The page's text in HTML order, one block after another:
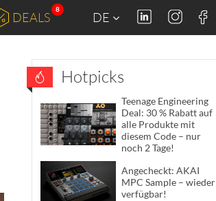
DEALS
8
DE
Hotpicks
Teenage Engineering
Deal: 30 % Rabatt auf
alle Produkte mit
diesem Code – nur
noch 2 Tage!
Angecheckt: AKAI
MPC Sample – wieder
verfügbar!